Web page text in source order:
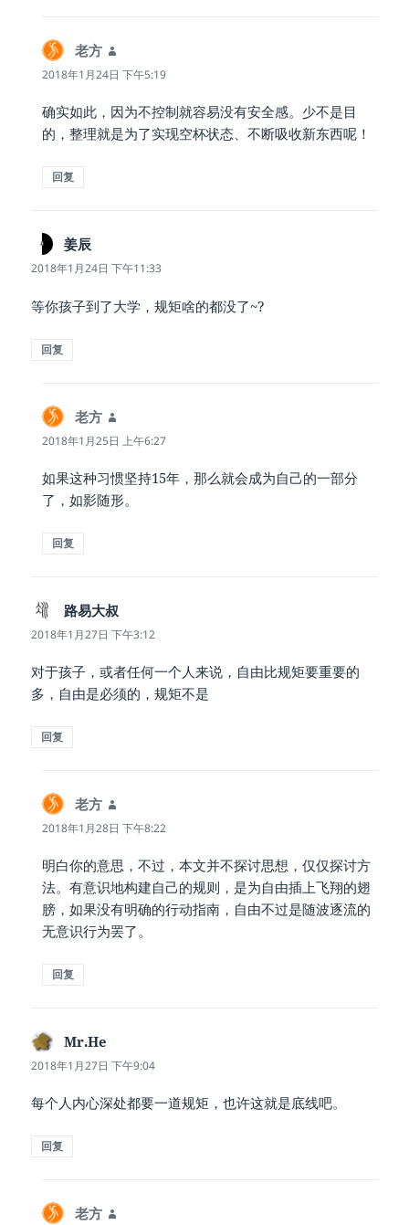
老方
道：
2018年1月24日 下午5:19
确实如此，因为不控制就容易没有安全感。少不是目
的，整理就是为了实现空杯状态、不断吸收新东西呢！
回复
姜辰
道：
2018年1月24日 下午11:33
等你孩子到了大学，规矩啥的都没了~?
回复
老方
道：
2018年1月25日 上午6:27
如果这种习惯坚持15年，那么就会成为自己的一部分
了，如影随形。
回复
路易大叔
道：
2018年1月27日 下午3:12
对于孩子，或者任何一个人来说，自由比规矩要重要的
多，自由是必须的，规矩不是
回复
老方
道：
2018年1月28日 下午8:22
明白你的意思，不过，本文并不探讨思想，仅仅探讨方
法。有意识地构建自己的规则，是为自由插上飞翔的翅
膀，如果没有明确的行动指南，自由不过是随波逐流的
无意识行为罢了。
回复
Mr.He
道：
2018年1月27日 下午9:04
每个人内心深处都要一道规矩，也许这就是底线吧。
回复
老方